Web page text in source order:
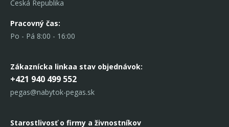
Česká Republika
Pracovný čas:
Po - Pá 8:00 - 16:00
Zákaznícka linkaa stav objednávok:
+421 940 499 552
pegas@nabytok-pegas.sk
Starostlivosť o firmy a živnostníkov